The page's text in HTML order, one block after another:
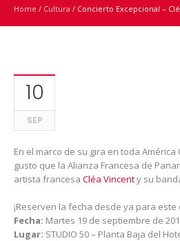
Home / Cultura / Concierto Excepcional –
10
SEP
En el marco de su gira en toda América
gusto que la Alianza Francesa de
artista francesa Cléa Vincenty su
¡Reserven la fecha desde ya para
Fecha: Martes 19 de septiembre de
Lugar: STUDIO 50 – Planta Baja del